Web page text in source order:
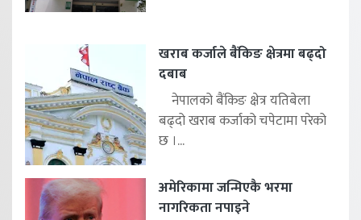
खराब कर्जाले बैंकिङ क्षेत्रमा बढ्दो
दबाब
नेपालको बैंकिङ क्षेत्र यतिबेला
बढ्दो खराब कर्जाको चपेटामा परेको
छ ।...
अमेरिकामा जन्मिएकै भरमा
नागरिकता नपाइने